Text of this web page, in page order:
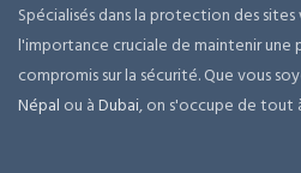
Spécialisés dans la protection des
l'importance cruciale de maintenir une
compromis sur la sécurité. Que vous
Népal ou àDubai, on s'occupe de tout